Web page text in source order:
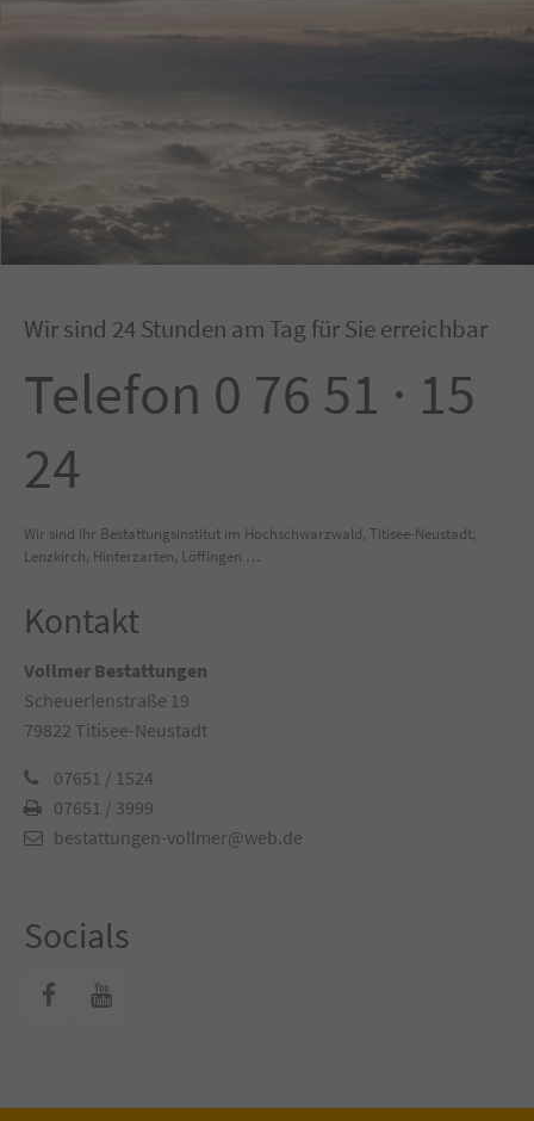
Wir sind 24 Stunden am Tag für Sie erreichbar
Telefon 0 76 51 · 15
24
Wir sind Ihr Bestattungsinstitut im Hochschwarzwald, Titisee-Neustadt,
Lenzkirch, Hinterzarten, Löffingen …
Kontakt
Vollmer Bestattungen
Scheuerlenstraße 19
79822 Titisee-Neustadt
07651 / 1524
07651 / 3999
bestattungen-vollmer@web.de
Socials